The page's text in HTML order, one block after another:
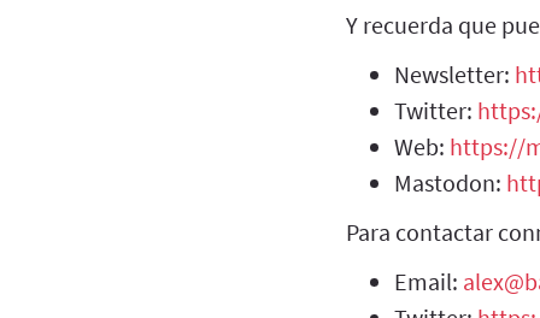
Y recuerda que
Newsletter:
Twitter:
Web: https://
Mastodon:
Para contactar
Email: